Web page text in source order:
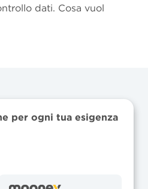
dati. Cosa vuol
per ogni tua esigenza